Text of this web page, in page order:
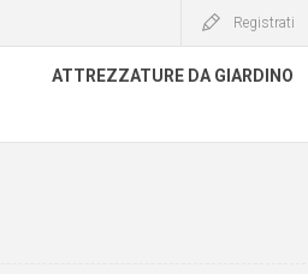
Registrati
ATTREZZATURE DA GIARDINO